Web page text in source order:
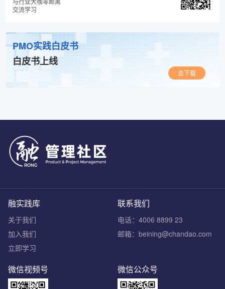
交流学习
PMO实践白皮书
白皮书上线
去下载
联系我们
电话：4006 8899 23
邮箱：beining@chandao.com
融实践库
关于我们
加入我们
立即学习
微信公众号
微信视频号